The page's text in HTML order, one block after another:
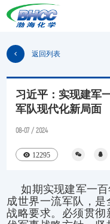
返回列表
习近平：实现建军
军队现代化新局面
08-07 / 2024
12295
如期实现建军一
成世界一流军队，
战略要求。必须贯